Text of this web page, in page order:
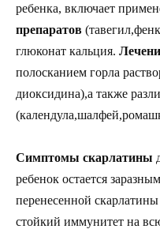
ребенка, включает
препаратов
глюконат кальция.
полосканием горла
диоксидина),а также
Симптомы скарлатины
ребенок остается
перенесенной
стойкий иммунитет на